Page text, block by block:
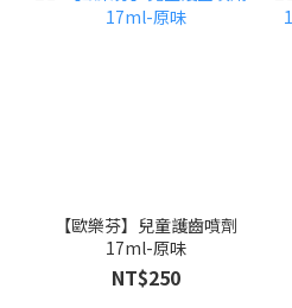
【歐樂芬】兒童護齒噴劑
17ml-原味
NT$250